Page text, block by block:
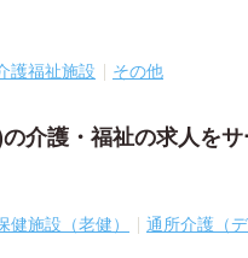
護福祉施設 その他
介護・福祉の求人を
健施設（老健）
通所介護（